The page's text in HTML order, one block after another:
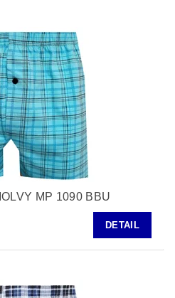
MP 1090 BBU
DETAIL